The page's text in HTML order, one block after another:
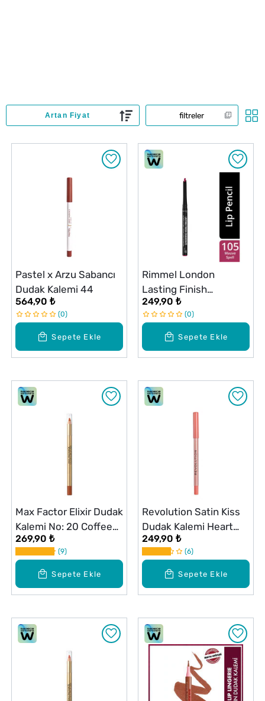
filtreler
Sepete Ekle
Pastel x Arzu Sabancı
Dudak Kalemi 44
564,90 ₺
0
Sepete Ekle
Rimmel London
Lasting Finish
Exaggerate Otomatik
Dudak Kalemi Mauve
249,90 ₺
0
Sepete Ekle
Max Factor Elixir Dudak
Kalemi No: 20 Coffee
Brown
269,90 ₺
9
Sepete Ekle
Revolution Satin Kiss
Dudak Kalemi Heart
Race
249,90 ₺
6